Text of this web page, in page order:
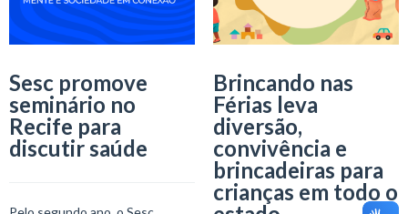
Sesc promove
seminário no
Recife para
discutir saúde
Brincando nas
Férias leva
diversão,
convivência e
brincadeiras para
crianças em todo o